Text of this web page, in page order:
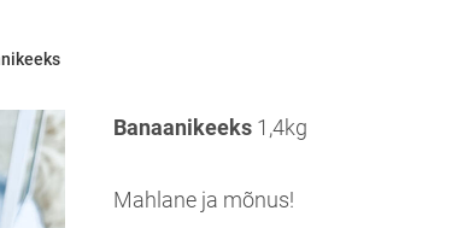
Banaanikeeks 1,4kg
Mahlane ja mõnus!